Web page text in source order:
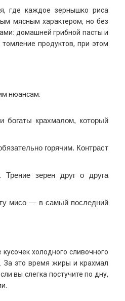
где каждое зернышко риса
мясным характером, но без
домашней грибной пасты и
продуктов, при этом
нюансам:
богаты крахмалом, который
горячим. Контраст
Трение зерен друг о друга
мисо — в самый последний
холодного сливочного
За это время жиры и крахмал
вы слегка постучите по дну,